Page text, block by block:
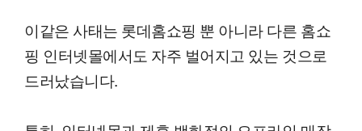
이같은 사태는 롯데홈쇼핑 뿐 아니라 다른 홈쇼
핑 인터넷몰에서도 자주 벌어지고 있는 것으로
드러났습니다.